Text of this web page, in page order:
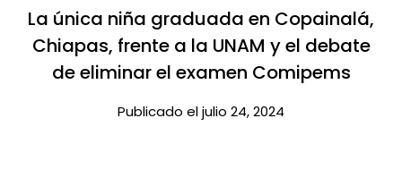
La única niña graduada en Copainalá,
Chiapas, frente a la UNAM y el debate
de eliminar el examen Comipems​
Publicado el julio 24, 2024